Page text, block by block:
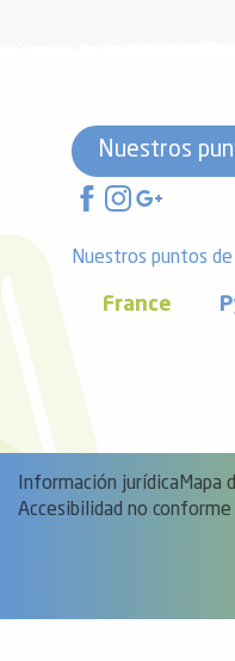
Nuestros
Nuestros puntos
France
Información jurídica Mapa
Accesibilidad no conforme